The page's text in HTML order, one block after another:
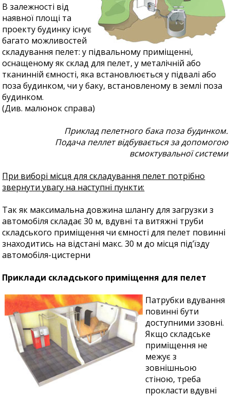
В залежності від
наявної площі та
проекту будинку існує
багато можливостей
складування пелет: у підвальному приміщенні,
оснащеному як склад для пелет, у металічній або
тканинній ємності, яка встановлюється у підвалі або
поза будинком, чи у баку, встановленому в землі поза
будинком.
(Див. малюнок справа)
Приклад пелетного бака поза будинком.
Подача пеллет відбувається за допомогою
всмоктувальної системи
При виборі місця для складування пелет потрібно
звернути увагу на наступні пункти:
Так як максимальна довжина шлангу для загрузки з
автомобіля складає 30 м, вдувні та витяжні труби
складського приміщення чи ємності для пелет повинні
знаходитись на відстані макс. 30 м до місця під’їзду
автомобіля-цистерни
Приклади складського приміщення для пелет
Патрубки вдування
повинні бути
доступними ззовні.
Якщо складське
приміщення не
межує з
зовнішньою
стіною, треба
прокласти вдувні